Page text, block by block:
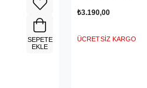
SEPETE
EKLE
₺3.190,00
ÜCRETSIZ KARGO